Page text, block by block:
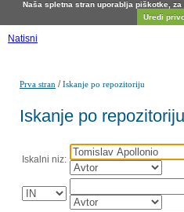
Naša spletna stran uporablja piškotke,
Uredi
Natisni
Prva stran /Iskanje po repozitoriju
Iskanje po repozitoriju
Iskalni niz: